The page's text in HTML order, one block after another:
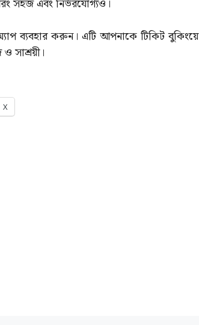
সহজ এবং নির্ভরযোগ্যও।
ব্যবহার করুন। এটি আপনাকে টিকিট বুকিংয়ে
সাশ্রয়ী।
X